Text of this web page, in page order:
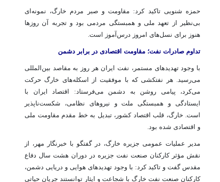
حمزه شنویی تاکید کرد: مقاومت و صبر مردم خارگ، نمونه‌ای
بی‌نظیر از تعهد ملی و همبستگی مردمی بود و تجربه آن روزها
هنوز برای نسل‌های امروز درس‌آموز است.
تداوم صادرات نفت؛ مقاومت اقتصادی در برابر دشمن
با وجود تهدیدهای مستمر، نفت ایران هر روز به مقاصد بین‌المللی
می‌رسید. هر نفتکشی که با موفقیت از اسکله‌های خارگ حرکت
می‌کرد، پیامی روشن به دشمن می‌فرستاد: اقتصاد ایران با
ایستادگی و همبستگی ملت و نیروهای نظامی، شکست‌ناپذیر
است. خارگ، قلب اقتصاد کشور، تبدیل به خط مقدم مقاومت ملی
و اقتصادی شده بود.
مدیر عملیات عمومی جزیره خارگ، در گفتگو با خبرنگار مهر، از
نقش مؤثر کارکنان صنعت نفت جزیره در دوران هشت سال دفاع
مقدس گفت و تاکید کرد: با وجود تهدیدهای هوایی و دریایی دشمن،
کارکنان صنعت نفت خارگ با شجاعت و ایثار توانستند جریان حیاتی